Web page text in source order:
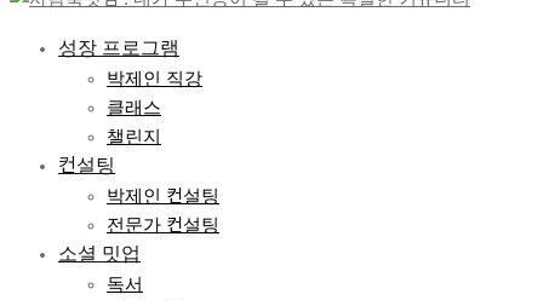
성장 프로그램
박제인 직강
클래스
챌린지
컨설팅
박제인 컨설팅
전문가 컨설팅
소셜 밋업
독서